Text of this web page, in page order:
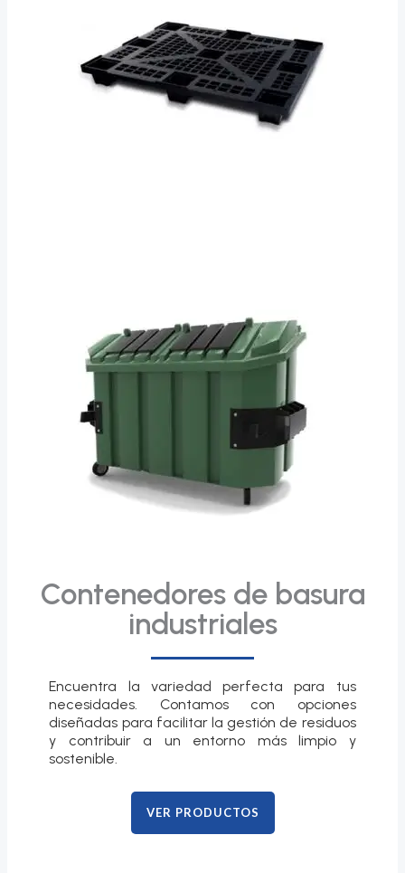
Contenedores de basura
industriales
Encuentra la variedad perfecta para tus
necesidades. Contamos con opciones
diseñadas para facilitar la gestión de residuos
y contribuir a un entorno más limpio y
sostenible.
VER PRODUCTOS